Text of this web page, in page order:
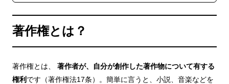
著作権とは？
著作権とは、
著作者が、自分が創作した著作物について有する
権利 です（著作権法17条）。簡単に言うと、小説、音楽などを